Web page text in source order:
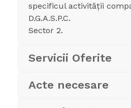
specificul activității
D.G.A.S.P.C.
Sector 2.
Servicii Oferite
Acte necesare